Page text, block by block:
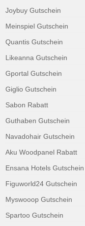
Joybuy Gutschein
Meinspiel Gutschein
Quantis Gutschein
Likeanna Gutschein
Gportal Gutschein
Giglio Gutschein
Sabon Rabatt
Guthaben Gutschein
Navadohair Gutschein
Aku Woodpanel Rabatt
Ensana Hotels Gutschein
Figuworld24 Gutschein
Myswooop Gutschein
Spartoo Gutschein